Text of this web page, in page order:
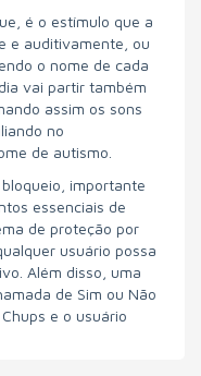
é o estímulo que a
e auditivamente, ou
o nome de cada
vai partir também
assim os sons
no
de autismo.
importante
essenciais de
de proteção por
usuário possa
Além disso, uma
de Sim ou Não
e o usuário